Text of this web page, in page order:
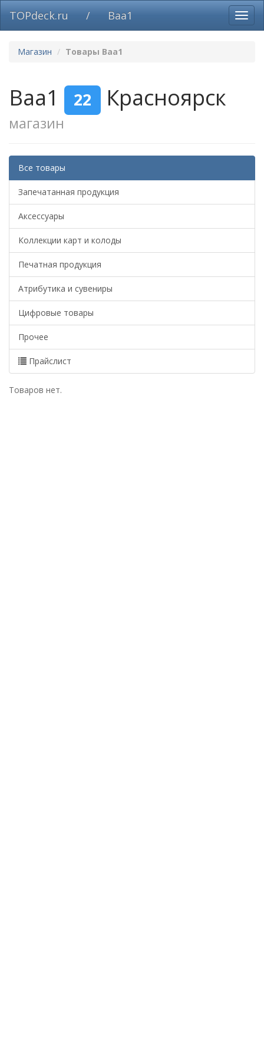
TOPdeck.ru / Baa1
Магазин Товары Baa1
Baa1 22 Красноярск
магазин
Все товары
Запечатанная продукция
Аксессуары
Коллекции карт и колоды
Печатная продукция
Атрибутика и сувениры
Цифровые товары
Прочее
Прайслист
Товаров нет.